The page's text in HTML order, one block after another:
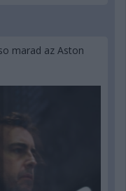
marad az Aston